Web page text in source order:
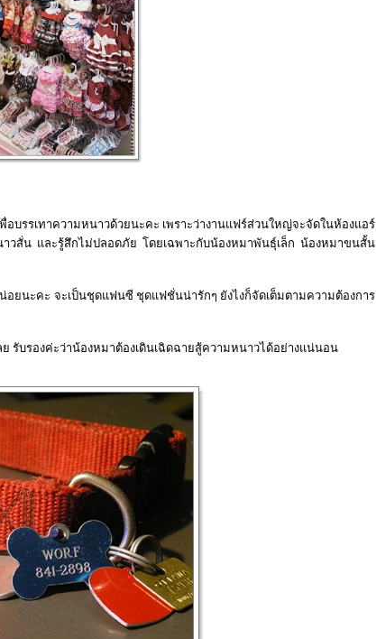
บรรเทาความหนาวด้วยนะคะ เพราะว่างานแฟร์ส่วนใหญ่จะจัดในห้องแอร์
วสั่น และรู้สึกไม่ปลอดภัย โดยเฉพาะกับน้องหมาพันธุ์เล็ก น้องหมาขนสั้น
ยนะคะ จะเป็นชุดแฟนซี ชุดแฟชั่นน่ารักๆ ยังไงก็จัดเต็มตามความต้องการ
บรองค่ะว่าน้องหมาต้องเดินเฉิดฉายสู้ความหนาวได้อย่างแน่นอน